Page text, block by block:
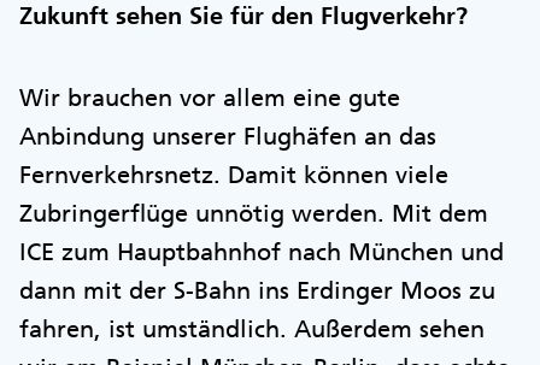
Zukunft sehen Sie für den Flugverkehr?
Wir brauchen vor allem eine gute
Anbindung unserer Flughäfen an das
Fernverkehrsnetz. Damit können viele
Zubringerflüge unnötig werden. Mit dem
ICE zum Hauptbahnhof nach München und
dann mit der S-Bahn ins Erdinger Moos zu
fahren, ist umständlich. Außerdem sehen